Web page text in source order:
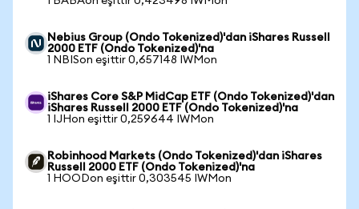
Nebius Group (Ondo Tokenized)'dan iShares Russell
2000 ETF (Ondo Tokenized)'na
1 NBISon eşittir 0,657148 IWMon
iShares Core S&P MidCap ETF (Ondo Tokenized)'dan
iShares Russell 2000 ETF (Ondo Tokenized)'na
1 IJHon eşittir 0,259644 IWMon
Robinhood Markets (Ondo Tokenized)'dan iShares
Russell 2000 ETF (Ondo Tokenized)'na
1 HOODon eşittir 0,303545 IWMon